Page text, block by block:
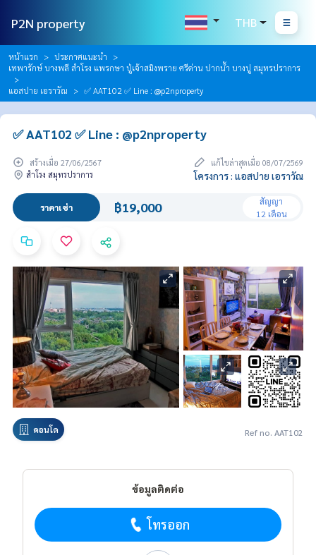
P2N property THB
หน้าแรก
ประกาศแนะนำ
เทพารักษ์ บางพลี สำโรง แพรกษา ปู่เจ้าสมิงพราย ศรีด่าน ปากน้ำ บางปู สมุทรปราการ
แอสปาย เอราวัณ
✅ AAT102 ✅ Line : @p2nproperty
✅ AAT102 ✅ Line : @p2nproperty
สร้างเมื่อ 27/06/2567
แก้ไขล่าสุดเมื่อ 08/07/2569
สำโรง สมุทรปราการ
โครงการ : แอสปาย เอราวัณ
ราคาเช่า ฿19,000
สัญญา
12 เดือน
คอนโด Ref no. AAT102
ข้อมูลติดต่อ
โทรออก